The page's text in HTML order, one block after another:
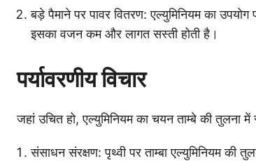
बड़े पैमाने पर पावर वितरण: एल्युमिनियम का
इसका वजन कम और लागत सस्ती होती है।
पर्यावरणीय विचार
जहां उचित हो, एल्युमिनियम का चयन ताम्बे की तुलना
संसाधन संरक्षण: पृथ्वी पर ताम्बा एल्युमिनियम की